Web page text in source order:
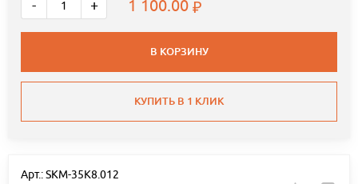
- + 1 100.00
В КОРЗИНУ
КУПИТЬ В 1 КЛИК
Арт.: SKM-35K8.012